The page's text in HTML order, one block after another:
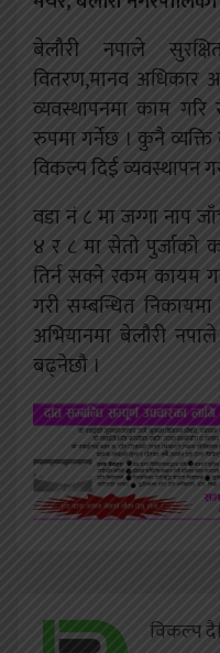
बेलौरी नपाले
वितरण,मानव
व्यवस्थापनमा काम
रुपमा गर्नेछ । कुनै व्यक्ति
विकल्प दिई व्यवस्थापन
वडा नं ८ मा जग्गा नाप
४ र ८ मा सेतो
तिर्न सक्ने रकम कायम
गरी सम्बन्धित
अभियानमा बेलौरी
बढ्नेछौ ।
विकल्प